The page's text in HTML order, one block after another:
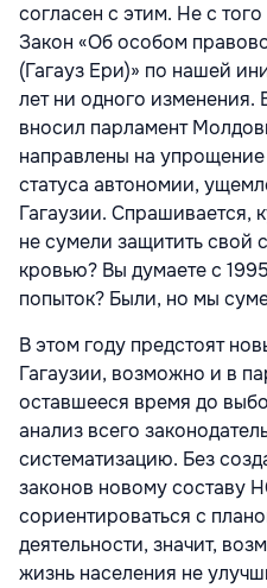
согласен с этим. Не с
Закон «Об особом
(Гагауз Ери)» по нашей
лет ни одного изменения.
вносил парламент
направлены на
статуса автономии,
Гагаузии. Спрашивается,
не сумели защитить свой
кровью? Вы думаете с
попыток? Были, но мы
В этом году предстоят
Гагаузии, возможно и в
оставшееся время до
анализ всего
систематизацию. Без
законов новому составу
сориентироваться с
деятельности, значит,
жизнь населения не